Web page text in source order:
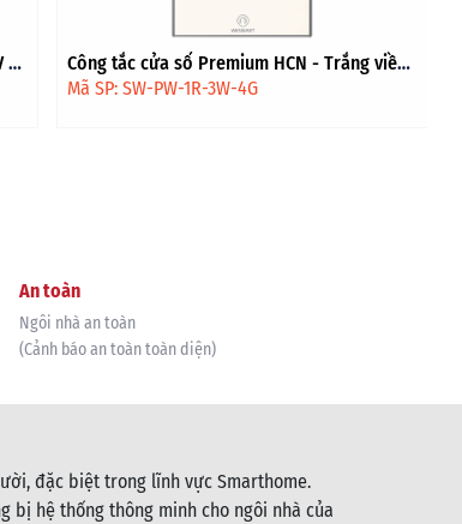
Công tắc công suất cao Extreme HV - Trắng
viền vàng
Mã SP: SW-EN1H-1S-3W-4G
An toàn
Ngôi nhà an toàn
(Cảnh báo an toàn toàn diện)
đặc biệt trong lĩnh vực Smarthome.
bị hệ thống thông minh cho ngôi nhà của